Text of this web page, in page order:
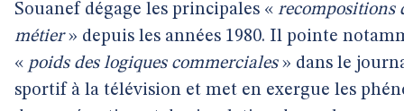
Souanef dégage les principales « recompositions
métier» depuis les années 1980. Il pointe
« poids des logiques commerciales» dans le
sportif à la télévision et met en exergue les